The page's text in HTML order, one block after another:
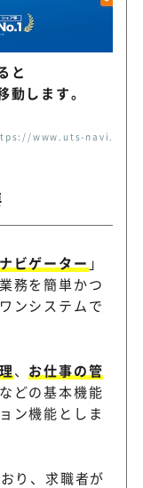
と
します。
https://www.uts-
ビゲーター 」
務を簡単かつ
ンシステムで
、 お仕事の管
などの基本機能
ン機能としま
り、求職者が